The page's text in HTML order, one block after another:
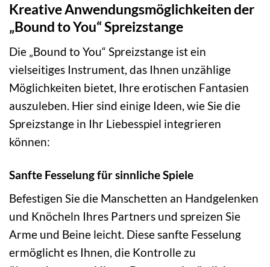
Kreative Anwendungsmöglichkeiten der
„Bound to You“ Spreizstange
Die „Bound to You“ Spreizstange ist ein
vielseitiges Instrument, das Ihnen unzählige
Möglichkeiten bietet, Ihre erotischen Fantasien
auszuleben. Hier sind einige Ideen, wie Sie die
Spreizstange in Ihr Liebesspiel integrieren
können:
Sanfte Fesselung für sinnliche Spiele
Befestigen Sie die Manschetten an Handgelenken
und Knöcheln Ihres Partners und spreizen Sie
Arme und Beine leicht. Diese sanfte Fesselung
ermöglicht es Ihnen, die Kontrolle zu